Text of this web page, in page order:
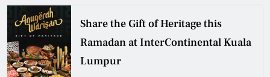
Share the Gift of Heritage this
Ramadan at InterContinental Kuala
Lumpur